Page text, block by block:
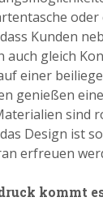
oder
Kunden
auch gleich
einer
genießen
sind
Design ist
erfreuen
kommt